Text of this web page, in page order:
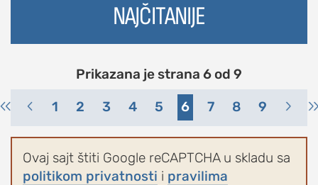
NAJČITANIJE
Prikazana je strana 6 od 9
1
2 3 4 5 6 7 8 9
Ovaj sajt štiti Google reCAPTCHA u skladu sa
politikom privatnosti i pravilima